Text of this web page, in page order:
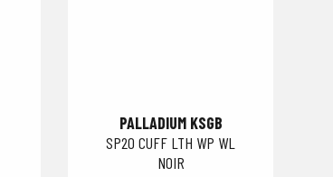
PALLADIUM KSGB
SP20 CUFF LTH WP WL
NOIR